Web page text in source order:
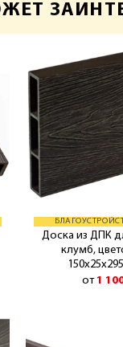
Доска из ДПК
клумб,
от 1